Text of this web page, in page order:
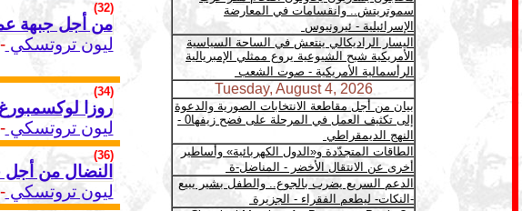
(32)
من أجل جبهة
ليون تروتسكي- 2019 / 3 / 19
(34)
روزا لوكسمبورغ
ليون تروتسكي- 2019 / 1 / 15
(36)
النضال من
ليون تروتسكي- 2018 / 10 / 21